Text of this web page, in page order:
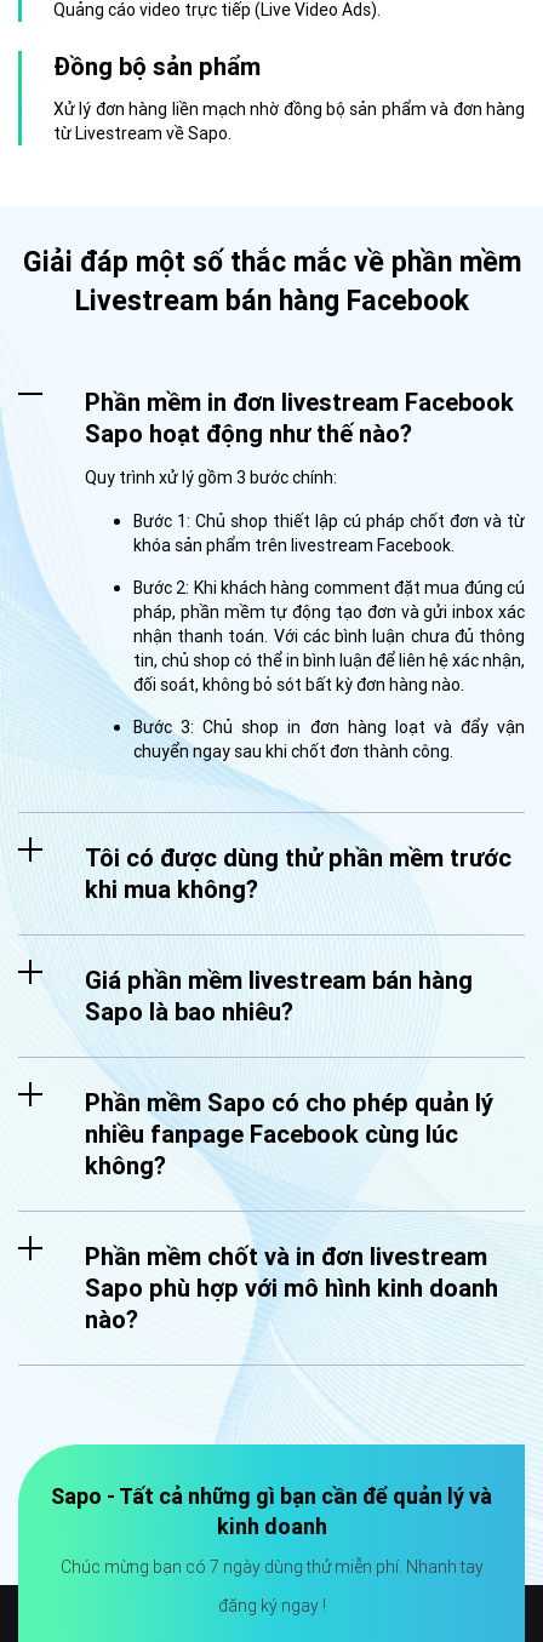
Quảng cáo video trực tiếp (Live Video Ads).
Đồng bộ sản phẩm
Xử lý đơn hàng liền mạch nhờ đồng bộ sản phẩm và đơn hàng
từ Livestream về Sapo.
Giải đáp một số thắc mắc về phần mềm
Livestream bán hàng Facebook
Phần mềm in đơn livestream Facebook
Sapo hoạt động như thế nào?
Quy trình xử lý gồm 3 bước chính:
Bước 1: Chủ shop thiết lập cú pháp chốt đơn và từ
khóa sản phẩm trên livestream Facebook.
Bước 2: Khi khách hàng comment đặt mua đúng cú
pháp, phần mềm tự động tạo đơn và gửi inbox xác
nhận thanh toán. Với các bình luận chưa đủ thông
tin, chủ shop có thể in bình luận để liên hệ xác nhận,
đối soát, không bỏ sót bất kỳ đơn hàng nào.
Bước 3: Chủ shop in đơn hàng loạt và đẩy vận
chuyển ngay sau khi chốt đơn thành công.
Tôi có được dùng thử phần mềm trước
khi mua không?
Giá phần mềm livestream bán hàng
Sapo là bao nhiêu?
Phần mềm Sapo có cho phép quản lý
nhiều fanpage Facebook cùng lúc
không?
Phần mềm chốt và in đơn livestream
Sapo phù hợp với mô hình kinh doanh
nào?
Sapo - Tất cả những gì bạn cần để quản lý và
kinh doanh
Chúc mừng bạn có 7 ngày dùng thử miễn phí. Nhanh tay
đăng ký ngay !